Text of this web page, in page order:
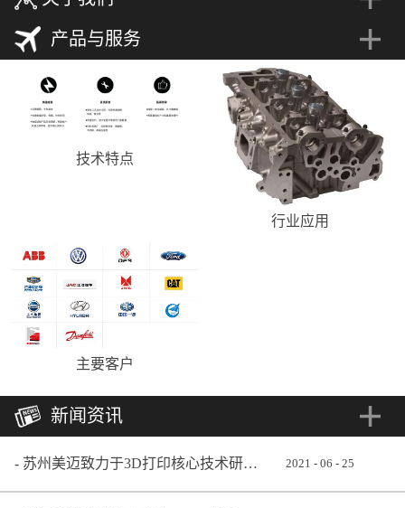
产品与服务
技术特点
行业应用
主要客户
新闻资讯
苏州美迈致力于3D打印核心技术研发 助推铸造业转型升级 2021 - 06 - 25